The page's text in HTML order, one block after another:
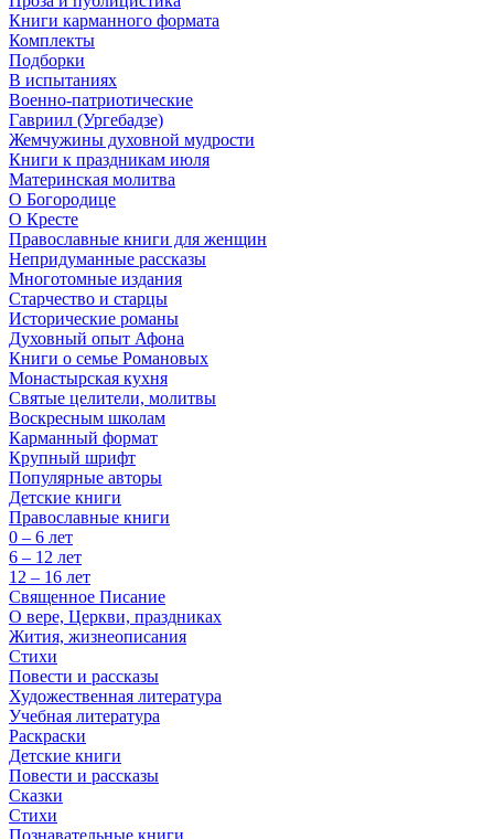
Книги карманного формата
Комплекты
Подборки
В испытаниях
Военно-патриотические
Гавриил (Ургебадзе)
Жемчужины духовной мудрости
Книги к праздникам июля
Материнская молитва
О Богородице
О Кресте
Православные книги для женщин
Непридуманные рассказы
Многотомные издания
Старчество и старцы
Исторические романы
Духовный опыт Афона
Книги о семье Романовых
Монастырская кухня
Святые целители, молитвы
Воскресным школам
Карманный формат
Крупный шрифт
Популярные авторы
Детские книги
Православные книги
0 – 6 лет
6 – 12 лет
12 – 16 лет
Священное Писание
О вере, Церкви, праздниках
Жития, жизнеописания
Стихи
Повести и рассказы
Художественная литература
Учебная литература
Раскраски
Детские книги
Повести и рассказы
Сказки
Стихи
Познавательные книги